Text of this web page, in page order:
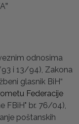
odnosima
93 i 13/94), Zakona
glasnik BiH“
Federacije
FBiH" br. 76/04),
poštanskih